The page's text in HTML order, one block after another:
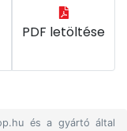
PDF letöltése
és a gyártó által